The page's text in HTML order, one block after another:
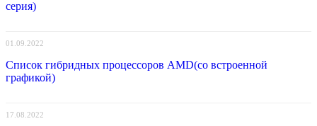
серия)
01.09.2022
Список гибридных процессоров AMD(со встроенной
графикой)
17.08.2022